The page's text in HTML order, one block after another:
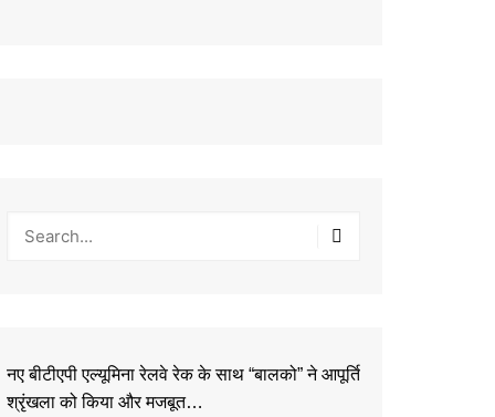
नए बीटीएपी एल्यूमिना रेलवे रेक के साथ “बालको” ने आपूर्ति
श्रृंखला को किया और मजबूत…